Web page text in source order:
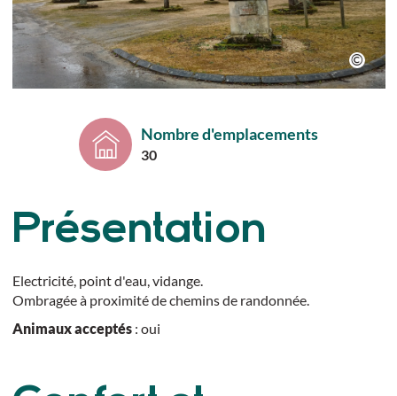
Nombre d'emplacements
30
Présentation
Electricité, point d'eau, vidange.
Ombragée à proximité de chemins de randonnée.
Animaux acceptés: oui